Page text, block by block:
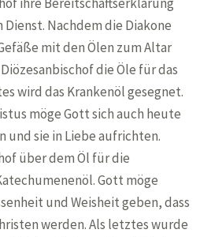
Nachdem die Diakone
mit den Ölen zum Altar
die Öle für das
wird das Krankenöl gesegnet.
möge Gott sich auch heute
und sie in Liebe aufrichten.
über dem Öl für die
Gott möge
und Weisheit geben, dass
werden. Als letztes wurde